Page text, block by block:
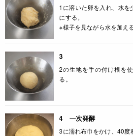
1に溶いた卵を入れ、水を
にする。
※様子を見ながら水を加える
3
2の生地を手の付け根を
る。
4 一次発酵
3に濡れ布巾をかけ、40度